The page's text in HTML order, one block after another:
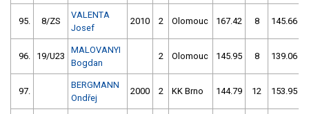
95. 8/ZS
VALENTA
Josef
2010 2 Olomouc 167.42 8 145.66
96. 19/U23
MALOVANYI
Bogdan
2 Olomouc 145.95 8 139.06
97.
BERGMANN
Ondřej
2000 2 KK Brno 144.79 12 153.95